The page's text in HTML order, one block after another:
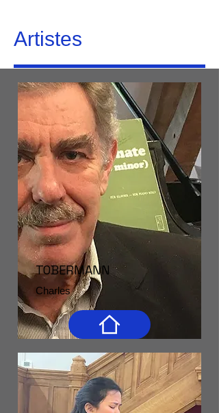
Artistes
TOBERMANN
Charles